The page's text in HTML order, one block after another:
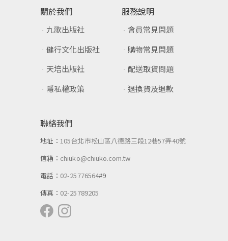
關於我們
九歌出版社
健行文化出版社
天培出版社
隱私權政策
服務說明
會員常見問題
購物常見問題
配送取貨問題
退換貨及退款
聯絡我們
地址：
105台北市松山區八德路三段12巷57弄40號
信箱：
電話：
傳真：